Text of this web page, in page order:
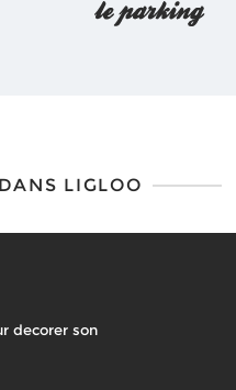
LIGLOO
decorer son